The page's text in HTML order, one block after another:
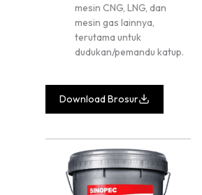
mesin CNG, LNG, dan
mesin gas lainnya,
terutama untuk
dudukan/pemandu katup.
Download Brosur